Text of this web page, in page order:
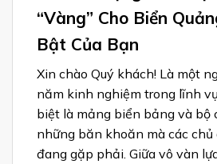
“Vàng” Cho Biển
Bật Của Bạn
Xin chào Quý khách! Là một
năm kinh nghiệm trong lĩnh
biệt là mảng biển bảng và bộ
những băn khoăn mà các
đang gặp phải. Giữa vô vàn